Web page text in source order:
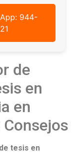
944-
de
en
en
tesis en